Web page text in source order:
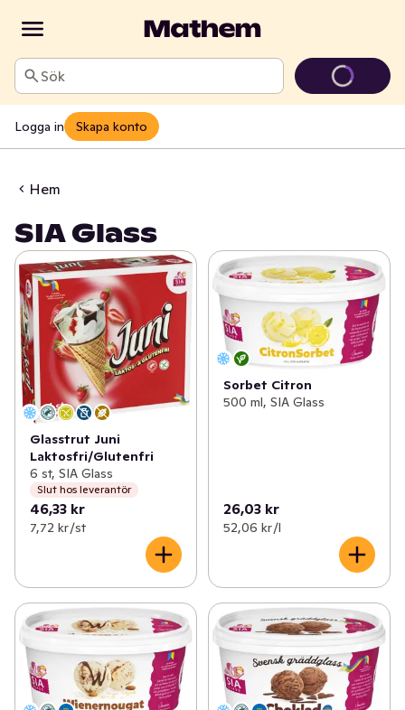
Sök
Logga in Skapa konto
Hem
SIA Glass
Glasstrut Juni
Laktosfri/Glutenfri
6 st, SIA Glass
Slut hos leverantör
46,33 kr
7,72 kr /st
Sorbet Citron
500 ml, SIA Glass
26,03 kr
52,06 kr /l